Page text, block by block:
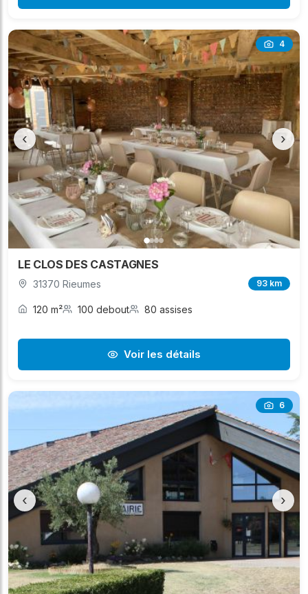
4
‹ ›
LE CLOS DES CASTAGNES
31370 Rieumes 93 km
120 m² 100 debout 80 assises
Voir les détails
6
‹ ›